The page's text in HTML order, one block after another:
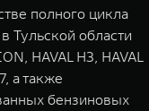
полного цикла
Тульской области
HAVAL H3, HAVAL
а также
бензиновых